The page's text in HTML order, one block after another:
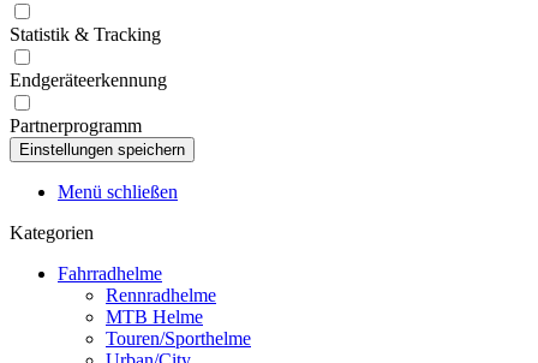
Statistik & Tracking
Endgeräteerkennung
Partnerprogramm
Menü schließen
Kategorien
Fahrradhelme
Rennradhelme
MTB Helme
Touren/Sporthelme